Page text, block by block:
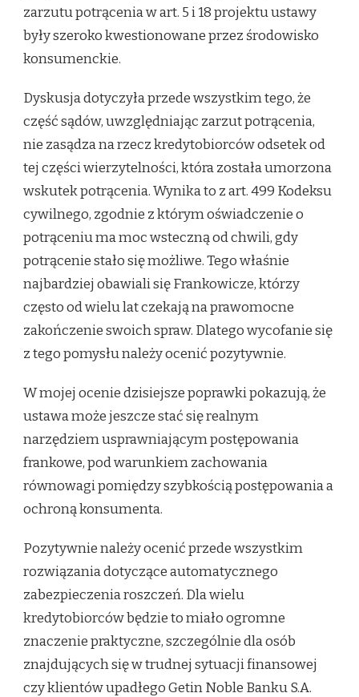
zarzutu potrącenia w art. 5 i 18 projektu ustawy
były szeroko kwestionowane przez środowisko
konsumenckie.
Dyskusja dotyczyła przede wszystkim tego, że
część sądów, uwzględniając zarzut potrącenia,
nie zasądza na rzecz kredytobiorców odsetek od
tej części wierzytelności, która została umorzona
wskutek potrącenia. Wynika to z art. 499 Kodeksu
cywilnego, zgodnie z którym oświadczenie o
potrąceniu ma moc wsteczną od chwili, gdy
potrącenie stało się możliwe. Tego właśnie
najbardziej obawiali się Frankowicze, którzy
często od wielu lat czekają na prawomocne
zakończenie swoich spraw. Dlatego wycofanie się
z tego pomysłu należy ocenić pozytywnie.
W mojej ocenie dzisiejsze poprawki pokazują, że
ustawa może jeszcze stać się realnym
narzędziem usprawniającym postępowania
frankowe, pod warunkiem zachowania
równowagi pomiędzy szybkością postępowania a
ochroną konsumenta.
Pozytywnie należy ocenić przede wszystkim
rozwiązania dotyczące automatycznego
zabezpieczenia roszczeń. Dla wielu
kredytobiorców będzie to miało ogromne
znaczenie praktyczne, szczególnie dla osób
znajdujących się w trudnej sytuacji finansowej
czy klientów upadłego Getin Noble Banku S.A.